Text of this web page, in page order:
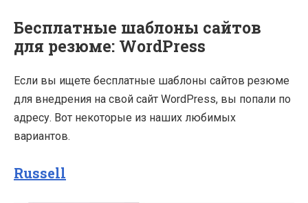
Бесплатные шаблоны сайтов
для резюме: WordPress
Если вы ищете бесплатные шаблоны сайтов резюме
для внедрения на свой сайт WordPress, вы попали по
адресу. Вот некоторые из наших любимых
вариантов.
Russell